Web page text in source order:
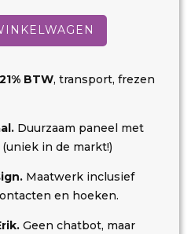
BTW, transport, frezen
Duurzaam paneel met
in de markt!)
Maatwerk inclusief
en hoeken.
Geen chatbot, maar